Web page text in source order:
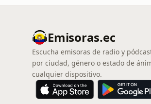
Emisoras.ec
Escucha emisoras de radio y
por ciudad, género o estado de
cualquier dispositivo.